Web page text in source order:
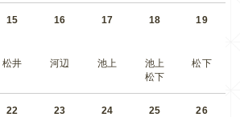
15
松井
16
河辺
17
池上
18
池上
松下
19
松下
22 23 24 25 26